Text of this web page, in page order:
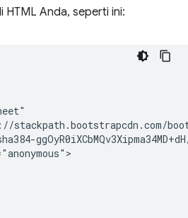
Anda, seperti ini:
stackpath.bootstrapcdn.com/